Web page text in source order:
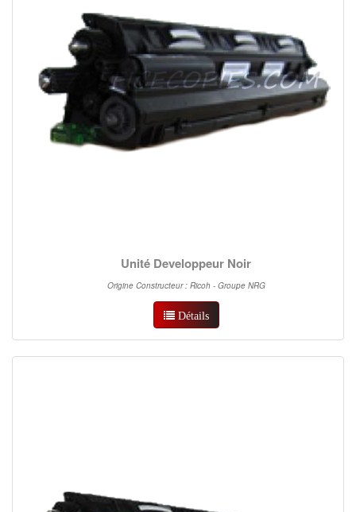
Unité Developpeur Noir
Origine Constructeur : Ricoh - Groupe NRG
Détails